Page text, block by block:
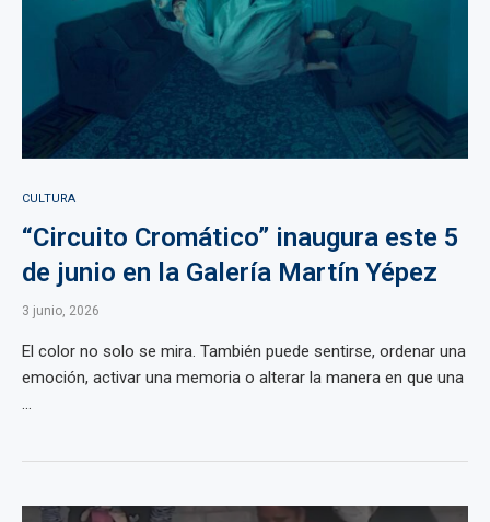
CULTURA
“Circuito Cromático” inaugura este 5
de junio en la Galería Martín Yépez
3 junio, 2026
El color no solo se mira. También puede sentirse, ordenar una
emoción, activar una memoria o alterar la manera en que una
...